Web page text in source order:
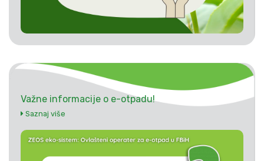
Važne informacije o e-otpadu!
Saznaj više